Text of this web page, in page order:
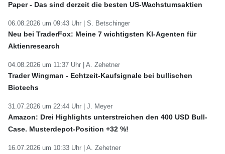
Paper - Das sind derzeit die besten US-Wachstumsaktien
06.08.2026 um 09:43 Uhr | S. Betschinger
Neu bei TraderFox: Meine 7 wichtigsten KI-Agenten für
Aktienresearch
04.08.2026 um 11:37 Uhr | A. Zehetner
Trader Wingman - Echtzeit-Kaufsignale bei bullischen
Biotechs
31.07.2026 um 22:44 Uhr | J. Meyer
Amazon: Drei Highlights unterstreichen den 400 USD Bull-
Case. Musterdepot-Position +32 %!
16.07.2026 um 10:33 Uhr | A. Zehetner